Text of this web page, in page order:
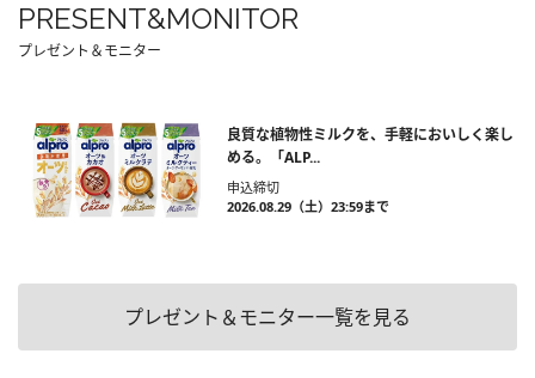
PRESENT&MONITOR
プレゼント＆モニター
良質な植物性ミルクを、手軽においしく楽し
める。「ALP...
申込締切
2026.08.29（土）23:59まで
プレゼント＆モニター一覧を見る